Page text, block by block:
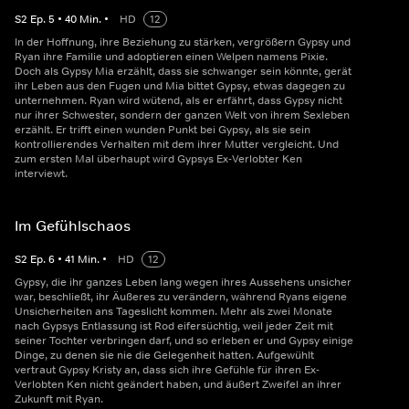
S2 Ep.5 • 40 Min. • HD
12
In der Hoffnung, ihre Beziehung zu stärken, vergrößern Gypsy und
Ryan ihre Familie und adoptieren einen Welpen namens Pixie.
Doch als Gypsy Mia erzählt, dass sie schwanger sein könnte, gerät
ihr Leben aus den Fugen und Mia bittet Gypsy, etwas dagegen zu
unternehmen. Ryan wird wütend, als er erfährt, dass Gypsy nicht
nur ihrer Schwester, sondern der ganzen Welt von ihrem Sexleben
erzählt. Er trifft einen wunden Punkt bei Gypsy, als sie sein
kontrollierendes Verhalten mit dem ihrer Mutter vergleicht. Und
zum ersten Mal überhaupt wird Gypsys Ex-Verlobter Ken
interviewt.
Im Gefühlschaos
S2 Ep.6 • 41 Min. • HD
12
Gypsy, die ihr ganzes Leben lang wegen ihres Aussehens unsicher
war, beschließt, ihr Äußeres zu verändern, während Ryans eigene
Unsicherheiten ans Tageslicht kommen. Mehr als zwei Monate
nach Gypsys Entlassung ist Rod eifersüchtig, weil jeder Zeit mit
seiner Tochter verbringen darf, und so erleben er und Gypsy einige
Dinge, zu denen sie nie die Gelegenheit hatten. Aufgewühlt
vertraut Gypsy Kristy an, dass sich ihre Gefühle für ihren Ex-
Verlobten Ken nicht geändert haben, und äußert Zweifel an ihrer
Zukunft mit Ryan.